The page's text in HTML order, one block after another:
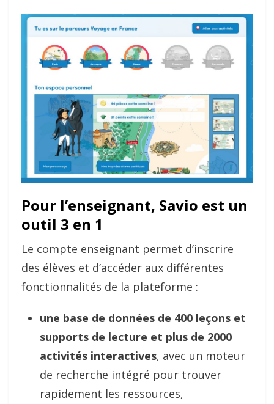
Pour l’enseignant, Savio est un
outil 3 en 1
Le compte enseignant permet d’inscrire
des élèves et d’accéder aux différentes
fonctionnalités de la plateforme :
une base de données de 400 leçons et
supports de lecture et plus de 2000
activités interactives, avec un moteur
de recherche intégré pour trouver
rapidement les ressources,